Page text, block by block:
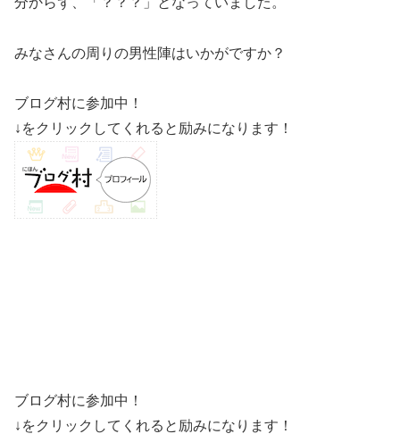
みなさんの周りの男性陣はいかがですか？
ブログ村に参加中！
↓をクリックしてくれると励みになります！
ブログ村に参加中！
↓をクリックしてくれると励みになります！